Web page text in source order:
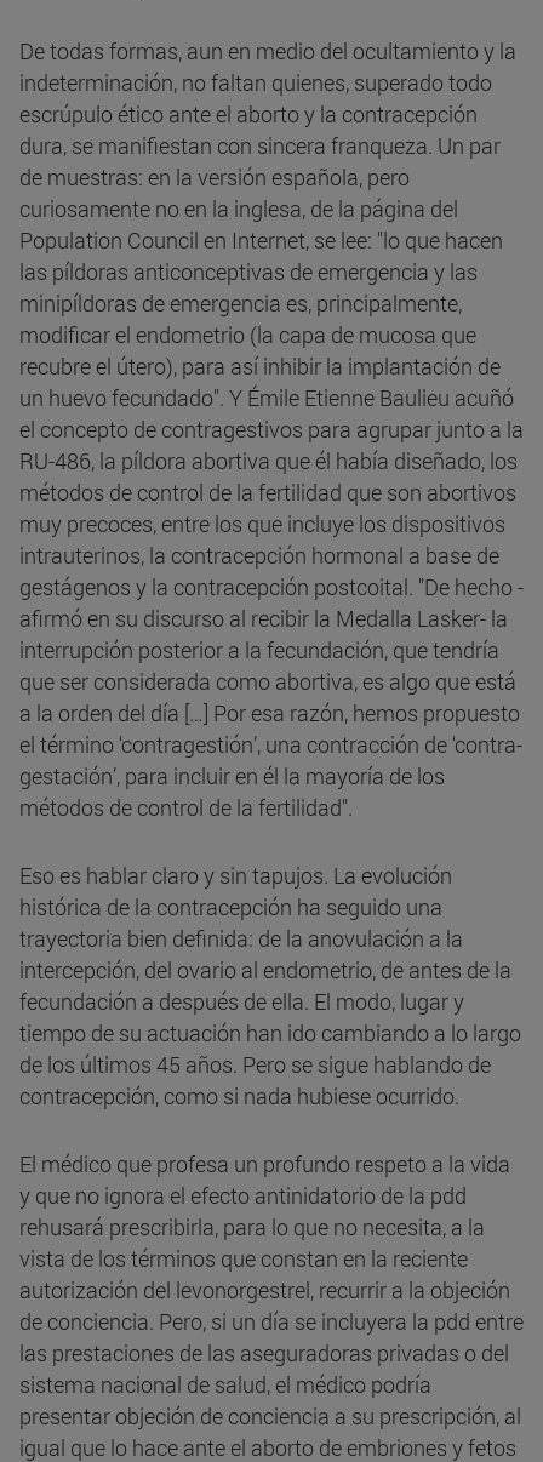
De todas formas, aun en medio del ocultamiento y la
indeterminación, no faltan quienes, superado todo
escrúpulo ético ante el aborto y la contracepción
dura, se manifiestan con sincera franqueza. Un par
de muestras: en la versión española, pero
curiosamente no en la inglesa, de la página del
Population Council en Internet, se lee: "lo que hacen
las píldoras anticonceptivas de emergencia y las
minipíldoras de emergencia es, principalmente,
modificar el endometrio (la capa de mucosa que
recubre el útero), para así inhibir la implantación de
un huevo fecundado". Y Émile Etienne Baulieu acuñó
el concepto de contragestivos para agrupar junto a la
RU-486, la píldora abortiva que él había diseñado, los
métodos de control de la fertilidad que son abortivos
muy precoces, entre los que incluye los dispositivos
intrauterinos, la contracepción hormonal a base de
gestágenos y la contracepción postcoital. "De hecho -
afirmó en su discurso al recibir la Medalla Lasker- la
interrupción posterior a la fecundación, que tendría
que ser considerada como abortiva, es algo que está
a la orden del día […] Por esa razón, hemos propuesto
el término ‘contragestión’, una contracción de ‘contra-
gestación’, para incluir en él la mayoría de los
métodos de control de la fertilidad".
Eso es hablar claro y sin tapujos. La evolución
histórica de la contracepción ha seguido una
trayectoria bien definida: de la anovulación a la
intercepción, del ovario al endometrio, de antes de la
fecundación a después de ella. El modo, lugar y
tiempo de su actuación han ido cambiando a lo largo
de los últimos 45 años. Pero se sigue hablando de
contracepción, como si nada hubiese ocurrido.
El médico que profesa un profundo respeto a la vida
y que no ignora el efecto antinidatorio de la pdd
rehusará prescribirla, para lo que no necesita, a la
vista de los términos que constan en la reciente
autorización del levonorgestrel, recurrir a la objeción
de conciencia. Pero, si un día se incluyera la pdd entre
las prestaciones de las aseguradoras privadas o del
sistema nacional de salud, el médico podría
presentar objeción de conciencia a su prescripción, al
igual que lo hace ante el aborto de embriones y fetos